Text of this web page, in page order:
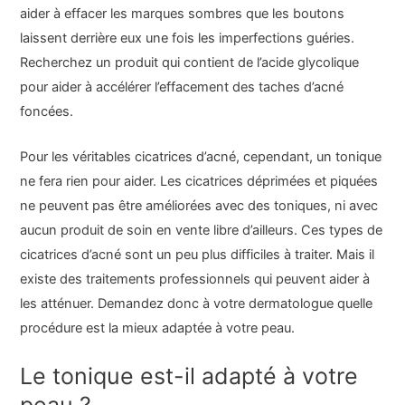
aider à effacer les marques sombres que les boutons
laissent derrière eux une fois les imperfections guéries.
Recherchez un produit qui contient de l’acide glycolique
pour aider à accélérer l’effacement des taches d’acné
foncées.
Pour les véritables cicatrices d’acné, cependant, un tonique
ne fera rien pour aider. Les cicatrices déprimées et piquées
ne peuvent pas être améliorées avec des toniques, ni avec
aucun produit de soin en vente libre d’ailleurs. Ces types de
cicatrices d’acné sont un peu plus difficiles à traiter. Mais il
existe des traitements professionnels qui peuvent aider à
les atténuer. Demandez donc à votre dermatologue quelle
procédure est la mieux adaptée à votre peau.
Le tonique est-il adapté à votre